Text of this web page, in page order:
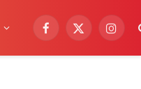
Facebook
X